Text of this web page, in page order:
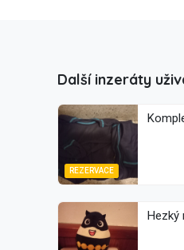
Další inzeráty
REZERVACE
Hezký